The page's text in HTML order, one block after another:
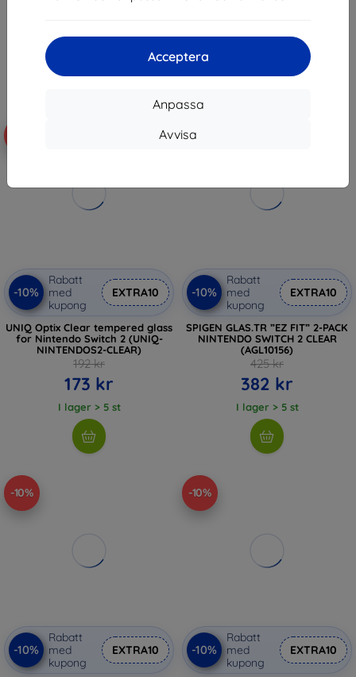
Acceptera
Anpassa
Avvisa
I lager > 5 st
270 kr
-10%
Rabatt
med
kupong
EXTRA10
UNIQ Optix Clear tempered glass
for Nintendo Switch 2 (UNIQ-
NINTENDOS2-CLEAR)
192 kr
173 kr
I lager > 5 st
-10%
-10%
Rabatt
med
kupong
EXTRA10
SPIGEN GLAS.TR ”EZ FIT” 2-PACK
NINTENDO SWITCH 2 CLEAR
(AGL10156)
425 kr
382 kr
I lager > 5 st
-10%
-10%
Rabatt
med
kupong
EXTRA10
-10%
-10%
Rabatt
med
kupong
EXTRA10